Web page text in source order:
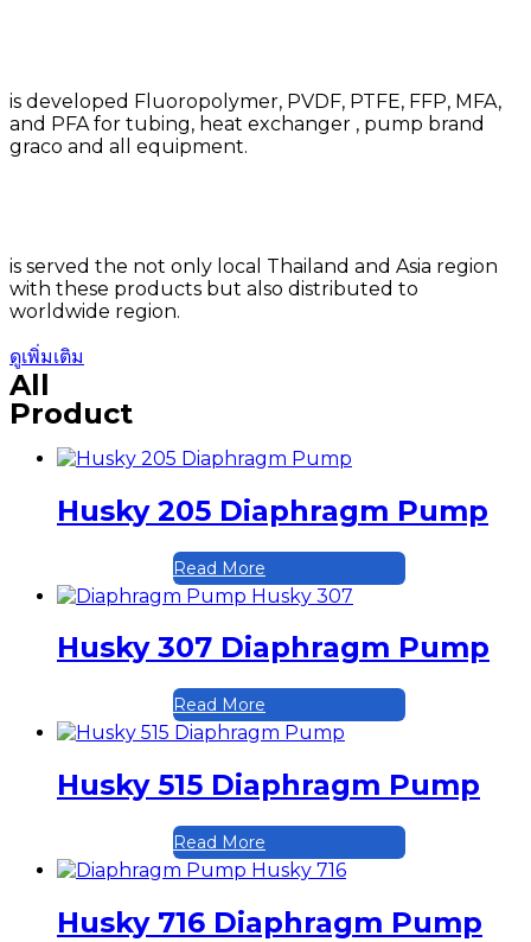
is developed Fluoropolymer, PVDF, PTFE, FFP, MFA,
and PFA for tubing, heat exchanger , pump brand
graco and all equipment.
is served the not only local Thailand and Asia region
with these products but also distributed to
worldwide region.
ดูเพิ่มเติม
All
Product
Husky 205 Diaphragm Pump
Read More
Husky 307 Diaphragm Pump
Read More
Husky 515 Diaphragm Pump
Read More
Husky 716 Diaphragm Pump